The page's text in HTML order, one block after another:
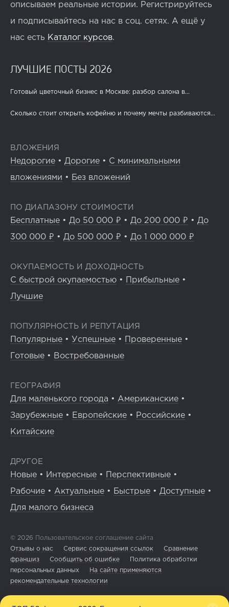
описываем реальные истории. Регистрируйтесь
и подписывайтесь на нас в соц. сетях. А ещё у
нас есть Каталог курсов.
ЛУЧШИЕ ПОСТЫ 2026
Готовый цветочный бизнес в Москве: разбор салона в...
Сколько стоит открыть кофейню и почему мечты разбиваются...
ВЛОЖЕНИЯ
Недорогие • Дорогие • С минимальными
вложениями • Без вложений
ПО ДИАПАЗОНУ СТОИМОСТИ
Бесплатные • До 50 000 ₽ • До 200 000 ₽ • До
300 000 ₽ • До 500 000 ₽ • До 1 000 000 ₽
ОКУПАЕМОСТЬ И ДОХОДНОСТЬ
С быстрой окупаемостью • Прибыльные •
Лучшие
ПОПУЛЯРНОСТЬ И РЕПУТАЦИЯ
Популярные • Успешные • Проверенные •
Готовые • Востребованные
ГЕОГРАФИЯ
Для маленького города • Американские •
Зарубежные • Европейские • Российские •
Китайские
ДРУГОЕ
Новые • Интересные • Перспективные •
Рабочие • Актуальные • Быстрые • Доступные •
Для малого бизнеса
© 2026 Пользовательское соглашение сайта
Отзывы о нас
Сервис сокращения ссылок
Сравнение
франшиз
Сообщить об ошибке
Политика обработки
персональных данных
На сайте применяются
рекомендательные технологии